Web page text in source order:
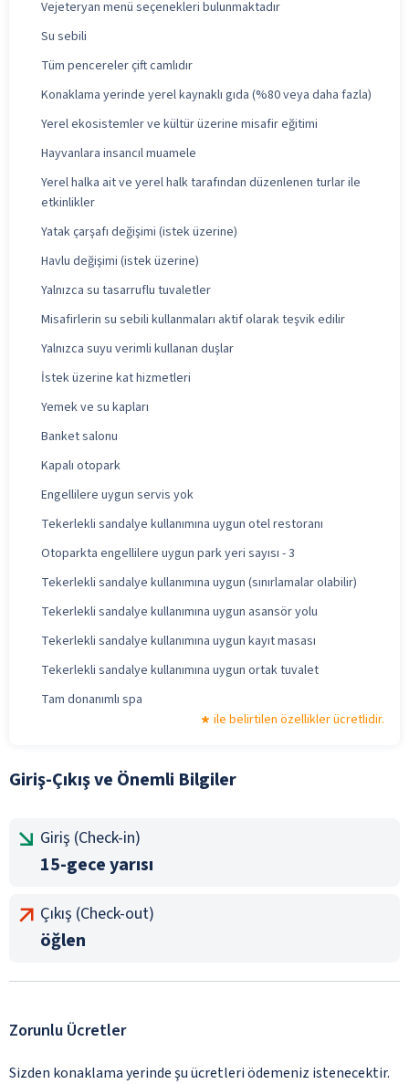
Vejeteryan menü seçenekleri bulunmaktadır
Su sebili
Tüm pencereler çift camlıdır
Konaklama yerinde yerel kaynaklı gıda (%80 veya daha fazla)
Yerel ekosistemler ve kültür üzerine misafir eğitimi
Hayvanlara insancıl muamele
Yerel halka ait ve yerel halk tarafından düzenlenen turlar ile
etkinlikler
Yatak çarşafı değişimi (istek üzerine)
Havlu değişimi (istek üzerine)
Yalnızca su tasarruflu tuvaletler
Misafirlerin su sebili kullanmaları aktif olarak teşvik edilir
Yalnızca suyu verimli kullanan duşlar
İstek üzerine kat hizmetleri
Yemek ve su kapları
Banket salonu
Kapalı otopark
Engellilere uygun servis yok
Tekerlekli sandalye kullanımına uygun otel restoranı
Otoparkta engellilere uygun park yeri sayısı - 3
Tekerlekli sandalye kullanımına uygun (sınırlamalar olabilir)
Tekerlekli sandalye kullanımına uygun asansör yolu
Tekerlekli sandalye kullanımına uygun kayıt masası
Tekerlekli sandalye kullanımına uygun ortak tuvalet
Tam donanımlı spa
ile belirtilen özellikler ücretlidir.
Giriş-Çıkış ve Önemli Bilgiler
Giriş (Check-in)
15-gece yarısı
Çıkış (Check-out)
öğlen
Zorunlu Ücretler
Sizden konaklama yerinde şu ücretleri ödemeniz istenecektir.